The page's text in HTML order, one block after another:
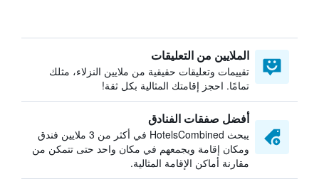
الملايين من التعليقات
تقييمات وتعليقات حقيقية من ملايين النزلاء، مثلك
تمامًا. احجز إقامتك المثالية بكل ثقة!
أفضل صفقات الفنادق
يبحث HotelsCombined في أكثر من 3 ملايين فندق
ومكان إقامة ويجمعهم في مكان واحد حتى تتمكن من
مقارنة أماكن الإقامة المثالية.